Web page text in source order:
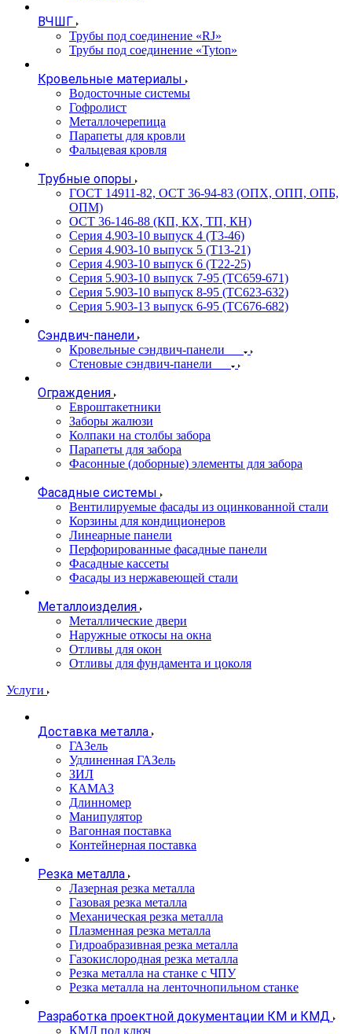
ВЧШГ
Трубы под соединение «RJ»
Трубы под соединение «Tyton»
Кровельные материалы
Водосточные системы
Гофролист
Металлочерепица
Парапеты для кровли
Фальцевая кровля
Трубные опоры
ГОСТ 14911-82, ОСТ 36-94-83 (ОПХ, ОПП, ОПБ,
ОПМ)
ОСТ 36-146-88 (КП, КХ, ТП, КН)
Серия 4.903-10 выпуск 4 (Т3-46)
Серия 4.903-10 выпуск 5 (Т13-21)
Серия 4.903-10 выпуск 6 (Т22-25)
Серия 5.903-10 выпуск 7-95 (ТС659-671)
Серия 5.903-10 выпуск 8-95 (ТС623-632)
Серия 5.903-13 выпуск 6-95 (ТС676-682)
Сэндвич-панели
Кровельные сэндвич-панели
Стеновые сэндвич-панели
Ограждения
Евроштакетники
Заборы жалюзи
Колпаки на столбы забора
Парапеты для забора
Фасонные (доборные) элементы для забора
Фасадные системы
Вентилируемые фасады из оцинкованной стали
Корзины для кондиционеров
Линеарные панели
Перфорированные фасадные панели
Фасадные кассеты
Фасады из нержавеющей стали
Металлоизделия
Металлические двери
Наружные откосы на окна
Отливы для окон
Отливы для фундамента и цоколя
Услуги
Доставка металла
ГАЗель
Удлиненная ГАЗель
ЗИЛ
КАМАЗ
Длинномер
Манипулятор
Вагонная поставка
Контейнерная поставка
Резка металла
Лазерная резка металла
Газовая резка металла
Механическая резка металла
Плазменная резка металла
Гидроабразивная резка металла
Газокислородная резка металла
Резка металла на станке с ЧПУ
Резка металла на ленточнопильном станке
Разработка проектной документации КМ и КМД
КМД под ключ